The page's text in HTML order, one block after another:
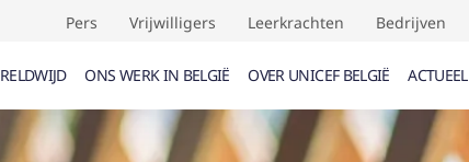
Pers Vrijwilligers Leerkrachten Bedrijven
ONS WERK IN BELGIË OVER UNICEF BELGIË ACTUEEL